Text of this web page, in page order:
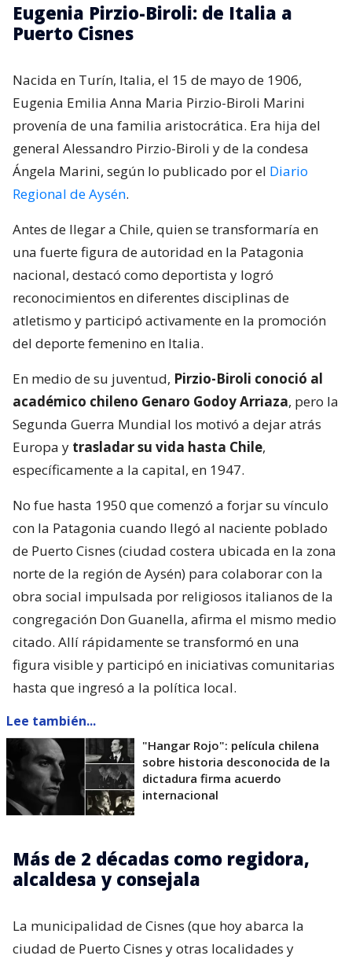
Eugenia Pirzio-Biroli: de Italia a
Puerto Cisnes
Nacida en Turín, Italia, el 15 de mayo de 1906,
Eugenia Emilia Anna Maria Pirzio-Biroli Marini
provenía de una familia aristocrática. Era hija del
general Alessandro Pirzio-Biroli y de la condesa
Ángela Marini, según lo publicado por el Diario
Regional de Aysén.
Antes de llegar a Chile, quien se transformaría en
una fuerte figura de autoridad en la Patagonia
nacional, destacó como deportista y logró
reconocimientos en diferentes disciplinas de
atletismo y participó activamente en la promoción
del deporte femenino en Italia.
En medio de su juventud, Pirzio-Biroli conoció al
académico chileno Genaro Godoy Arriaza, pero la
Segunda Guerra Mundial los motivó a dejar atrás
Europa y trasladar su vida hasta Chile,
específicamente a la capital, en 1947.
No fue hasta 1950 que comenzó a forjar su vínculo
con la Patagonia cuando llegó al naciente poblado
de Puerto Cisnes (ciudad costera ubicada en la zona
norte de la región de Aysén) para colaborar con la
obra social impulsada por religiosos italianos de la
congregación Don Guanella, afirma el mismo medio
citado. Allí rápidamente se transformó en una
figura visible y participó en iniciativas comunitarias
hasta que ingresó a la política local.
Lee también...
"Hangar Rojo": película chilena
sobre historia desconocida de la
dictadura firma acuerdo
internacional
Más de 2 décadas como regidora,
alcaldesa y consejala
La municipalidad de Cisnes (que hoy abarca la
ciudad de Puerto Cisnes y otras localidades y